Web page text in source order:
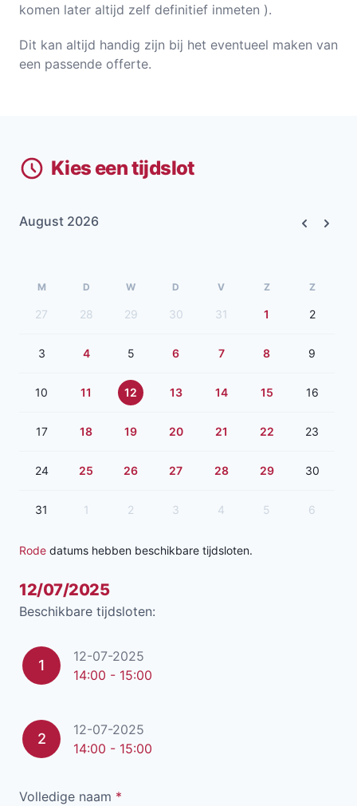
komen later altijd zelf definitief inmeten ).
Dit kan altijd handig zijn bij het eventueel maken van
een passende offerte.
Kies een tijdslot
August 2026
M D W D V Z Z
27 28 29 30 31 1 2
3 4 5 6 7 8 9
10 11 12 13 14 15 16
17 18 19 20 21 22 23
24 25 26 27 28 29 30
31 1 2 3 4 5 6
Rode datums hebben beschikbare tijdsloten.
12/07/2025
Beschikbare tijdsloten:
1
12-07-2025
14:00 - 15:00
2
12-07-2025
14:00 - 15:00
Volledige naam *